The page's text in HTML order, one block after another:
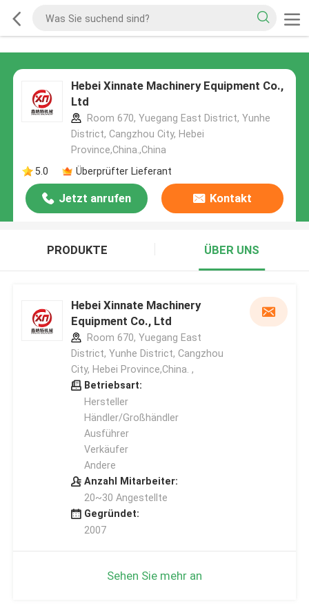
Hebei Xinnate Machinery Equipment Co.,
Ltd
Room 670, Yuegang East District, Yunhe
District, Cangzhou City, Hebei
Province,China.,China
5.0
Überprüfter Lieferant
Jetzt anrufen Kontakt
PRODUKTE ÜBER UNS
Hebei Xinnate Machinery
Equipment Co., Ltd
Room 670, Yuegang East
District, Yunhe District, Cangzhou
City, Hebei Province,China. ,
Betriebsart:
Hersteller
Händler/Großhändler
Ausführer
Verkäufer
Andere
Anzahl Mitarbeiter:
20~30 Angestellte
Gegründet:
2007
Sehen Sie mehr an